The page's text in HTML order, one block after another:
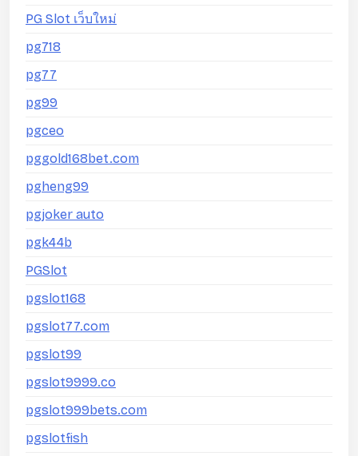
PG Slot เว็บใหม่
pg718
pg77
pg99
pgceo
pggold168bet.com
pgheng99
pgjoker auto
pgk44b
PGSlot
pgslot168
pgslot77.com
pgslot99
pgslot9999.co
pgslot999bets.com
pgslotfish